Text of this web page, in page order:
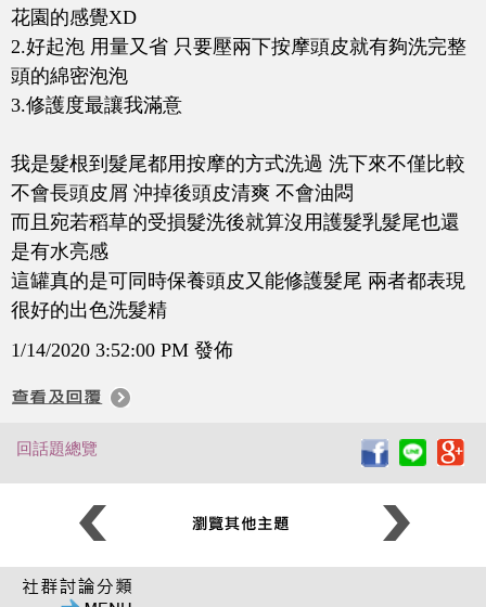
花園的感覺XD
2.好起泡 用量又省 只要壓兩下按摩頭皮就有夠洗完整
頭的綿密泡泡
3.修護度最讓我滿意
我是髮根到髮尾都用按摩的方式洗過 洗下來不僅比較
不會長頭皮屑 沖掉後頭皮清爽 不會油悶
而且宛若稻草的受損髮洗後就算沒用護髮乳髮尾也還
是有水亮感
這罐真的是可同時保養頭皮又能修護髮尾 兩者都表現
很好的出色洗髮精
1/14/2020 3:52:00 PM 發佈
回話題總覽